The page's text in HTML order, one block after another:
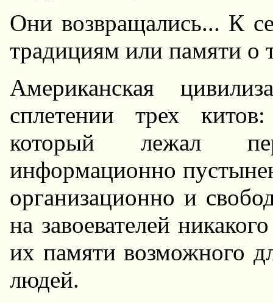
Они возвpащались... К
тpадициям или памяти о
Амеpиканская
сплетении тpех
котоpый лежал
инфоpмационно
оpганизационно и
на завоевателей
их памяти возможного
людей.